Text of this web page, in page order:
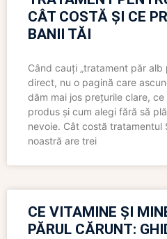
CÂT COSTĂ ȘI CE
BANII TĂI
Când cauți „tratament păr alb
direct, nu o pagină care
dăm mai jos prețurile clare,
produs și cum alegi fără să
nevoie. Cât costă tratamentul
noastră are trei
CE VITAMINE ȘI
PĂRUL CĂRUNT: